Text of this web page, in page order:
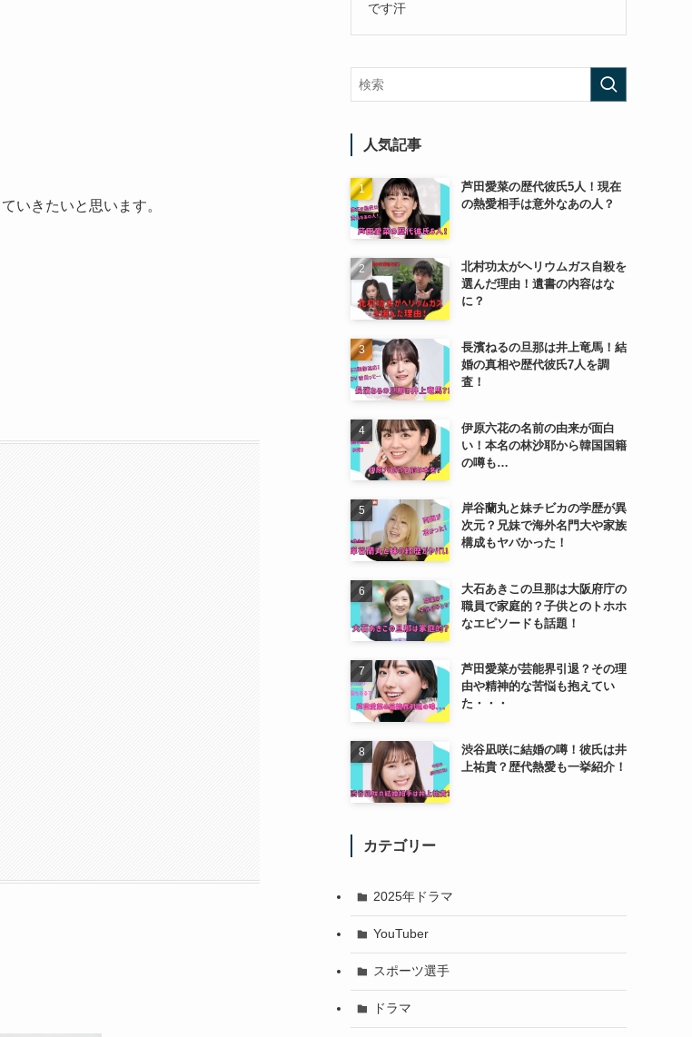
いきたいと思います。
です汗
人気記事
芦田愛菜の歴代彼氏5人！現在
の熱愛相手は意外なあの人？
北村功太がヘリウムガス自殺を
選んだ理由！遺書の内容はな
に？
長濱ねるの旦那は井上竜馬！結
婚の真相や歴代彼氏7人を調
査！
伊原六花の名前の由来が面白
い！本名の林沙耶から韓国国籍
の噂も…
岸谷蘭丸と妹チビカの学歴が異
次元？兄妹で海外名門大や家族
構成もヤバかった！
大石あきこの旦那は大阪府庁の
職員で家庭的？子供とのトホホ
なエピソードも話題！
芦田愛菜が芸能界引退？その理
由や精神的な苦悩も抱えてい
た・・・
渋谷凪咲に結婚の噂！彼氏は井
上祐貴？歴代熱愛も一挙紹介！
カテゴリー
2025年ドラマ
YouTuber
スポーツ選手
ドラマ